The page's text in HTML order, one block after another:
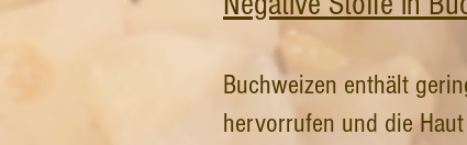
Buchweizen enthält
hervorrufen und die